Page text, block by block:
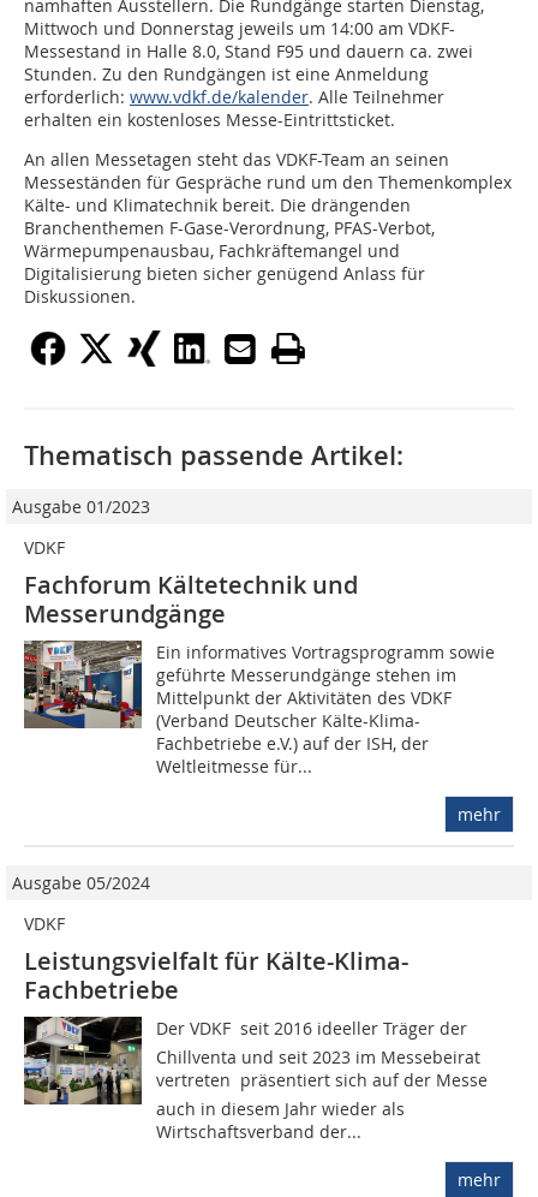
namhaften Ausstellern. Die Rundgänge starten Dienstag,
Mittwoch und Donnerstag jeweils um 14:00 am VDKF-
Messestand in Halle 8.0, Stand F95 und dauern ca. zwei
Stunden. Zu den Rundgängen ist eine Anmeldung
erforderlich: www.vdkf.de/kalender. Alle Teilnehmer
erhalten ein kostenloses Messe-Eintrittsticket.
An allen Messetagen steht das VDKF-Team an seinen
Messeständen für Gespräche rund um den Themenkomplex
Kälte- und Klimatechnik bereit. Die drängenden
Branchenthemen F-Gase-Verordnung, PFAS-Verbot,
Wärmepumpenausbau, Fachkräftemangel und
Digitalisierung bieten sicher genügend Anlass für
Diskussionen.
Thematisch passende Artikel:
Ausgabe 01/2023
VDKF
Fachforum Kältetechnik und
Messerundgänge
Ein informatives Vortragsprogramm sowie
geführte Messerundgänge stehen im
Mittelpunkt der Aktivitäten des VDKF
(Verband Deutscher Kälte-Klima-
Fachbetriebe e.V.) auf der ISH, der
Weltleitmesse für...
mehr
Ausgabe 05/2024
VDKF
Leistungsvielfalt für Kälte-Klima-
Fachbetriebe
Der VDKF  seit 2016 ideeller Träger der
Chillventa und seit 2023 im Messebeirat
vertreten  präsentiert sich auf der Messe
auch in diesem Jahr wieder als
Wirtschaftsverband der...
mehr